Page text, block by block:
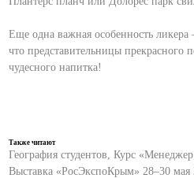
Еще одна важная особенность
что представительницы прекрасного
чудесного напитка!
Также читают
География студентов, Курс
Выставка «РосЭкспоКрым» 28–30